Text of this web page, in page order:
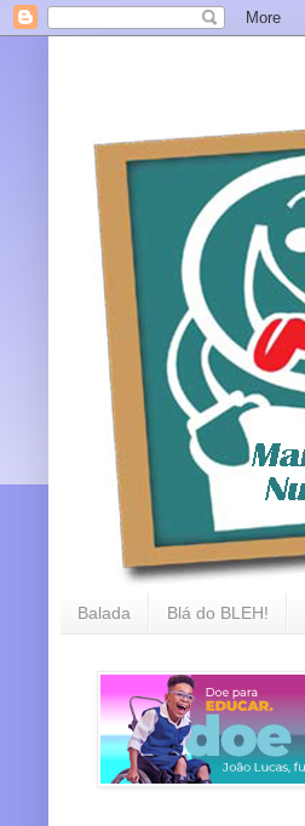
Balada Blá do BLEH!